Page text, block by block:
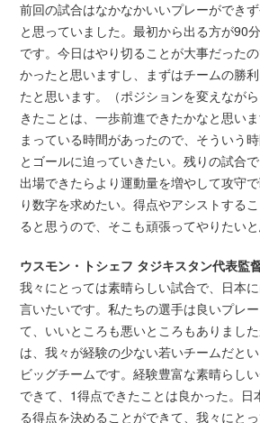
前回の試合はなかなかいいプレーができ
と思っていました。最初から出る方が90
です。今日はやり切ることが大事だった
かったと思いますし、まずはチームの勝
たと思います。（ポジションを変えなが
きたことは、一歩前進できたかなと思い
まっている時間があったので、そういう
とゴールに迫っていきたい。残りの試合
出場できたらより運動量を増やして攻守
り数字を求めたい。得点やアシストする
ると思うので、そこも頑張ってやりたいと
ウスモン・トシェフ タジキスタン代表監
我々にとっては素晴らしい試合で、日本
言いたいです。私たちの選手は良いプレ
て、いいところも悪いところもありまし
は、我々が経験の少ない若いチームだと
ビッグチームです。経験豊富な素晴らし
できて、1得点できたことは良かった。日
る得点を決めることができて、我々にと